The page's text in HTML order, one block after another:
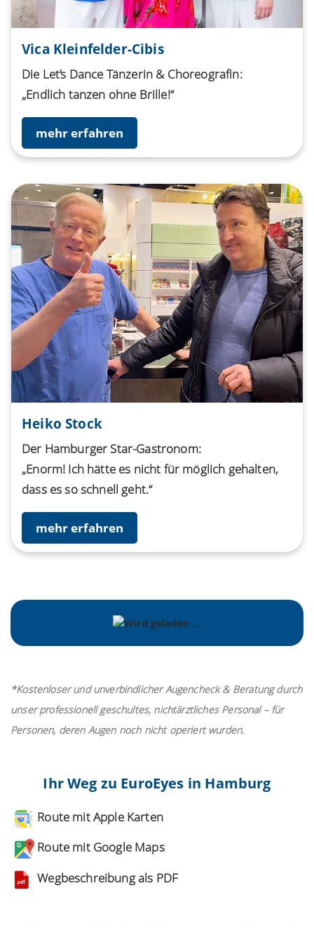
Vica Kleinfelder-Cibis
Die Let’s Dance Tänzerin & Choreografin:
„Endlich tanzen ohne Brille!“
mehr erfahren
Heiko Stock
Der Hamburger Star-Gastronom:
„Enorm! Ich hätte es nicht für möglich gehalten,
dass es so schnell geht.“
mehr erfahren
*Kostenloser und unverbindlicher Augencheck & Beratung durch
unser professionell geschultes, nichtärztliches Personal – für
Personen, deren Augen noch nicht operiert wurden.
Ihr Weg zu EuroEyes in Hamburg
Route mit Apple Karten
Route mit Google Maps
Wegbeschreibung als PDF